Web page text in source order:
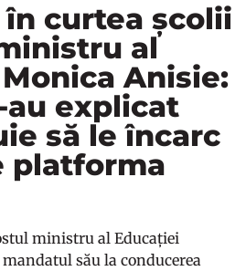
în curtea școlii
al
Anisie:
au explicat
să le încarc
platforma
ministru al Educației
său la conducerea